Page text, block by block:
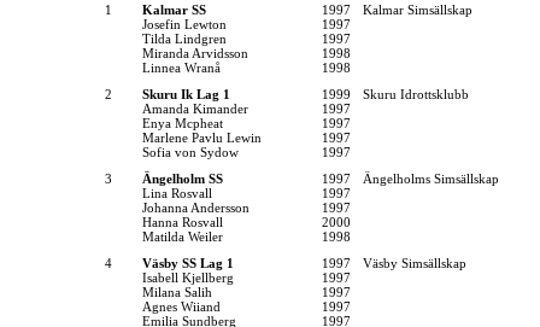
1 Kalmar SS 1997
Kalmar Simsällskap
Josefin Lewton
1997
Tilda Lindgren
1997
Miranda Arvidsson
1998
Linnea Wranå
1998
2
Skuru Ik Lag 1 1999
Skuru Idrottsklubb
Amanda Kimander
1997
Enya Mcpheat
1997
Marlene Pavlu Lewin
1997
Sofia von Sydow
1997
3
Ängelholm SS 1997
Ängelholms Simsällskap
Lina Rosvall
1997
Johanna Andersson
1997
Hanna Rosvall
2000
Matilda Weiler
1998
4
Väsby SS Lag 1 1997
Väsby Simsällskap
Isabell Kjellberg
1997
Milana Salih
1997
Agnes Wiiand
1997
Emilia Sundberg
1997